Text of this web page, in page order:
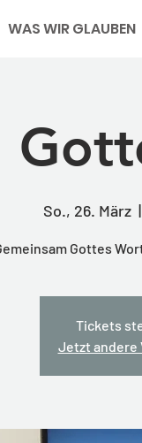
WAS WIR GLAUBEN
So., 26. März
Gottes
Tickets
Jetzt andere